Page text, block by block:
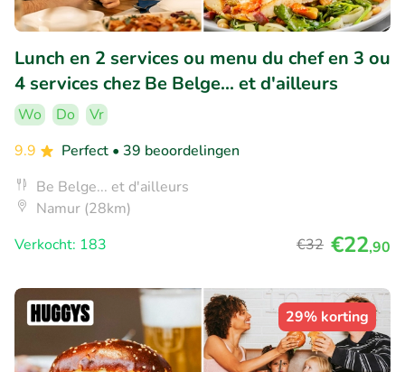
Lunch en 2 services ou menu du chef en 3 ou
4 services chez Be Belge... et d'ailleurs
Wo Do
Vr
9.9
Perfect • 39 beoordelingen
Be Belge... et d'ailleurs
Namur (28km)
Verkocht: 183
€32 €22,90
29% korting